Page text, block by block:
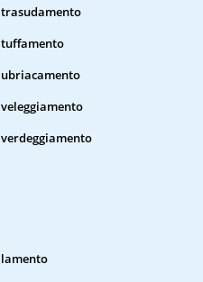
trasudamento
tuffamento
ubriacamento
veleggiamento
verdeggiamento
lamento